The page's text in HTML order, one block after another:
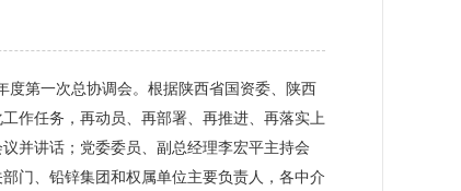
第一次总协调会。根据陕西省国资委、陕西
作任务，再动员、再部署、再推进、再落实上
并讲话；党委委员、副总经理李宏平主持会
门、铅锌集团和权属单位主要负责人，各中介